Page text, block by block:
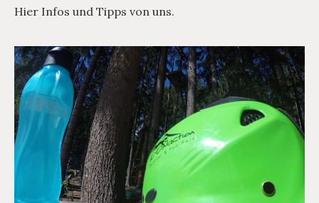
Hier Infos und Tipps von uns.